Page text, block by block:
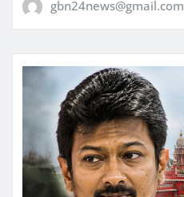
gbn24news@gmail.com